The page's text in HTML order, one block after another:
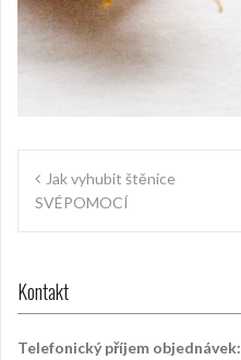
Navigace
proJak vyhubit štěnice
SVÉPOMOCÍ
Kontakt
Telefonický příjem objednávek: